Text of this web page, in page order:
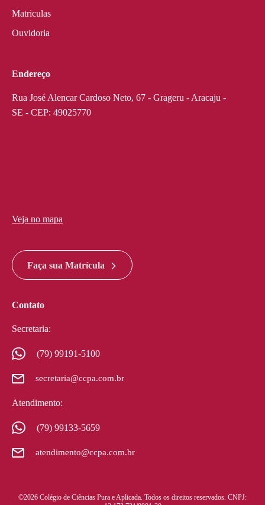
Matriculas
Ouvidoria
Endereço
Rua José Alencar Cardoso Neto, 67 - Grageru - Aracaju -
SE - CEP: 49025770
Veja no mapa
Faça sua Matrícula
Contato
Secretaria:
(79) 99191-5100
secretaria@ccpa.com.br
Atendimento:
(79) 99133-5659
atendimento@ccpa.com.br
©2026 Colégio de Ciências Pura e Aplicada. Todos os direitos reservados. CNPJ: